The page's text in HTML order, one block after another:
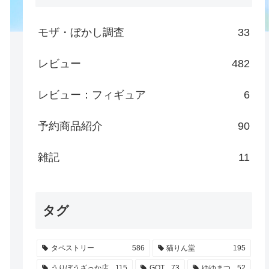
モザ・ぼかし調査 33
レビュー 482
レビュー：フィギュア 6
予約商品紹介 90
雑記 11
タグ
タペストリー 586 猫りん堂 195